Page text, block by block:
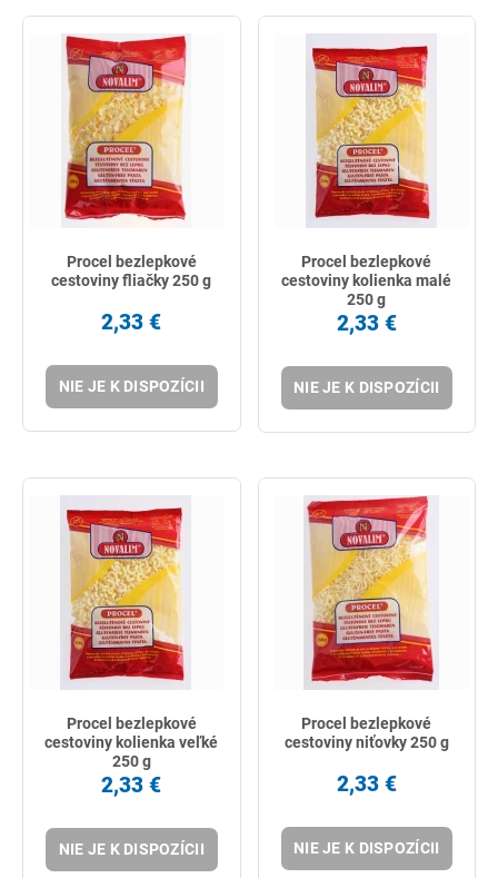
Procel bezlepkové
cestoviny fliačky 250 g
2,33 €
NIE JE K DISPOZÍCII
Procel bezlepkové
cestoviny kolienka malé
250 g
2,33 €
NIE JE K DISPOZÍCII
Procel bezlepkové
cestoviny kolienka veľké
250 g
2,33 €
NIE JE K DISPOZÍCII
Procel bezlepkové
cestoviny niťovky 250 g
2,33 €
NIE JE K DISPOZÍCII